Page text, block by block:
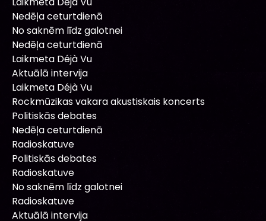
Nedēļa ceturtdienā
No saknēm līdz galotnei
Nedēļa ceturtdienā
Laikmeta Déjà Vu
Aktuālā intervija
Laikmeta Déjà Vu
Rockmūzikas vakara akustiskais koncerts
Politiskās debates
Nedēļa ceturtdienā
Radioskatuve
Politiskās debates
Radioskatuve
No saknēm līdz galotnei
Radioskatuve
Aktuālā intervija